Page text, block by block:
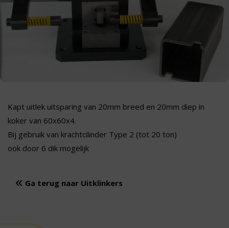
Kapt uitlek uitsparing van 20mm breed en 20mm diep in
koker van 60x60x4.
Bij gebruik van krachtcilinder Type 2 (tot 20 ton)
ook door 6 dik mogelijk
Ga terug naar Uitklinkers